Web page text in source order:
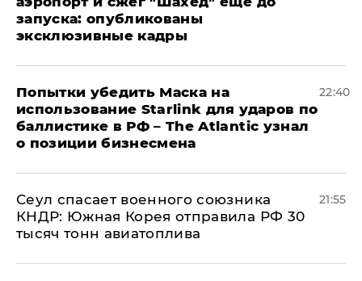
запуска: опубликованы
эксклюзивные кадры
Попытки убедить Маска на
использование Starlink для ударов по
баллистике в РФ – The Atlantic узнал
о позиции бизнесмена
22:40
​Сеул спасает военного союзника
КНДР: Южная Корея отправила РФ 30
тысяч тонн авиатоплива
21:55